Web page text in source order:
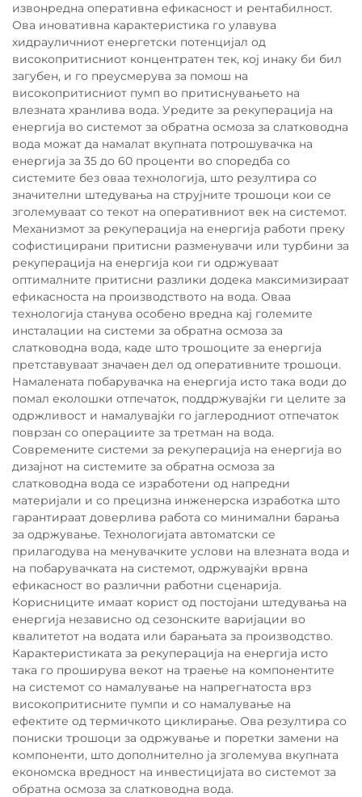
извонредна оперативна ефикасност и рентабилност.
Ова иновативна карактеристика го улавува
хидрауличниот енергетски потенцијал од
високопритисниот концентратен тек, кој инаку би бил
загубен, и го преусмерува за помош на
високопритисниот пумп во притиснувањето на
влезната хранлива вода. Уредите за рекуперација на
енергија во системот за обратна осмоза за слатководна
вода можат да намалат вкупната потрошувачка на
енергија за 35 до 60 проценти во споредба со
системите без оваа технологија, што резултира со
значителни штедувања на струјните трошоци кои се
зголемуваат со текот на оперативниот век на системот.
Механизмот за рекуперација на енергија работи преку
софистицирани притисни разменувачи или турбини за
рекуперација на енергија кои ги одржуваат
оптималните притисни разлики додека максимизираат
ефикасноста на производството на вода. Оваа
технологија станува особено вредна кај големите
инсталации на системи за обратна осмоза за
слатководна вода, каде што трошоците за енергија
претставуваат значаен дел од оперативните трошоци.
Намалената побарувачка на енергија исто така води до
помал еколошки отпечаток, поддржувајќи ги целите за
одржливост и намалувајќи го јаглеродниот отпечаток
поврзан со операциите за третман на вода.
Современите системи за рекуперација на енергија во
дизајнот на системите за обратна осмоза за
слатководна вода се изработени од напредни
материјали и со прецизна инженерска изработка што
гарантираат доверлива работа со минимални барања
за одржување. Технологијата автоматски се
прилагодува на менувачките услови на влезната вода и
на побарувачката на системот, одржувајќи врвна
ефикасност во различни работни сценарија.
Корисниците имаат корист од постојани штедувања на
енергија независно од сезонските варијации во
квалитетот на водата или барањата за производство.
Карактеристиката за рекуперација на енергија исто
така го проширува векот на траење на компонентите
на системот со намалување на напрегнатоста врз
високопритисните пумпи и со намалување на
ефектите од термичкото циклирање. Ова резултира со
пониски трошоци за одржување и поретки замени на
компоненти, што дополнително ја зголемува вкупната
економска вредност на инвестицијата во системот за
обратна осмоза за слатководна вода.